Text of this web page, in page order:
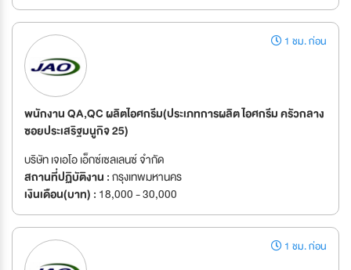
1 ชม. ก่อน
พนักงาน QA,QC ผลิตไอศกรีม(ประเภทการผลิต ไอศกรีม ครัวกลาง
ซอยประเสริฐมนูกิจ 25)
บริษัท เจเอโอ เอ็กซ์เซลเลนซ์ จำกัด
สถานที่ปฏิบัติงาน :กรุงเทพมหานคร
เงินเดือน(บาท) : 18,000 - 30,000
1 ชม. ก่อน